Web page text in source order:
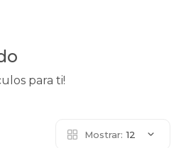
para ti!
Mostrar: 12